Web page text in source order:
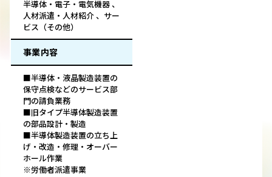
半導体・電子・電気機器 、
人材派遣・人材紹介 、サー
ビス（その他）
事業内容
■半導体・液晶製造装置の
保守点検などのサービス部
門の請負業務
■旧タイプ半導体製造装置
の部品設計・製造
■半導体製造装置の立ち上
げ・改造・修理・オーバー
ホール作業
※労働者派遣事業